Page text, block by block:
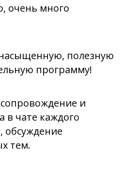
очень много
полезную
программу!
и
в чате каждого
обсуждение
тем.